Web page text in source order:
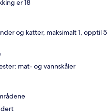
er 18
og katter, maksimalt 1, opptil 5
mat- og vannskåler